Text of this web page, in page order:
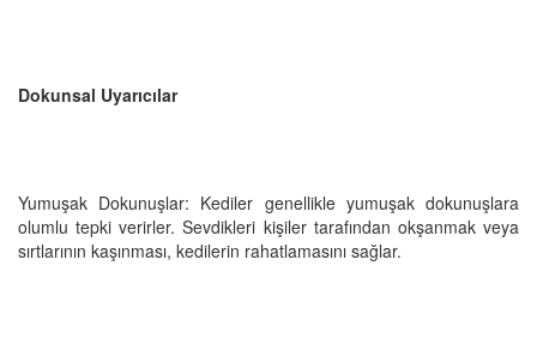
Dokunsal Uyarıcılar
Yumuşak Dokunuşlar: Kediler genellikle yumuşak dokunuşlara
olumlu tepki verirler. Sevdikleri kişiler tarafından okşanmak veya
sırtlarının kaşınması, kedilerin rahatlamasını sağlar.